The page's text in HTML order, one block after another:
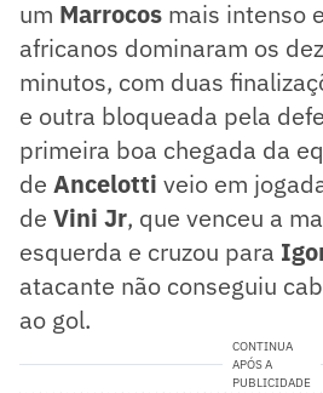
um Marrocos mais intenso
africanos dominaram os
minutos, com duas
e outra bloqueada pela
primeira boa chegada da
de Ancelotti veio em
de Vini Jr, que venceu a
esquerda e cruzou para
atacante não conseguiu
ao gol.
CONTINUA
APÓS A
PUBLICIDADE